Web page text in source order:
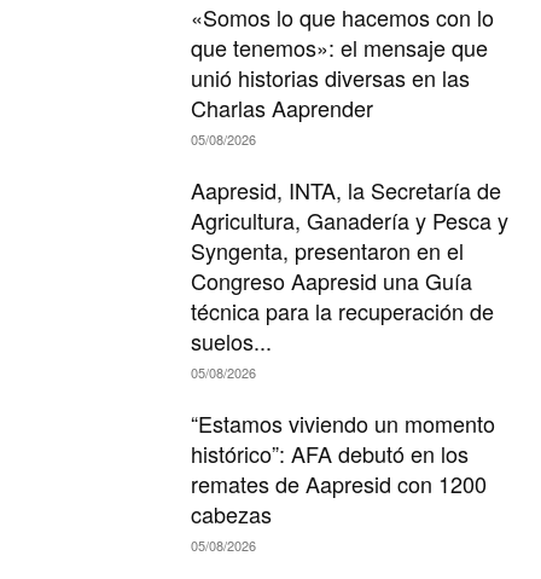
«Somos lo que hacemos con lo
que tenemos»: el mensaje que
unió historias diversas en las
Charlas Aaprender
05/08/2026
Aapresid, INTA, la Secretaría de
Agricultura, Ganadería y Pesca y
Syngenta, presentaron en el
Congreso Aapresid una Guía
técnica para la recuperación de
suelos...
05/08/2026
“Estamos viviendo un momento
histórico”: AFA debutó en los
remates de Aapresid con 1200
cabezas
05/08/2026